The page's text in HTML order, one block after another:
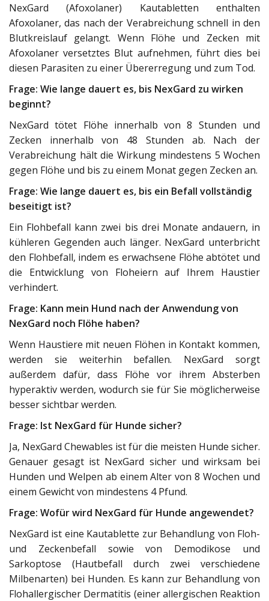
NexGard (Afoxolaner) Kautabletten enthalten
Afoxolaner, das nach der Verabreichung schnell in den
Blutkreislauf gelangt. Wenn Flöhe und Zecken mit
Afoxolaner versetztes Blut aufnehmen, führt dies bei
diesen Parasiten zu einer Übererregung und zum Tod.
Frage: Wie lange dauert es, bis NexGard zu wirken
beginnt?
NexGard tötet Flöhe innerhalb von 8 Stunden und
Zecken innerhalb von 48 Stunden ab. Nach der
Verabreichung hält die Wirkung mindestens 5 Wochen
gegen Flöhe und bis zu einem Monat gegen Zecken an.
Frage: Wie lange dauert es, bis ein Befall vollständig
beseitigt ist?
Ein Flohbefall kann zwei bis drei Monate andauern, in
kühleren Gegenden auch länger. NexGard unterbricht
den Flohbefall, indem es erwachsene Flöhe abtötet und
die Entwicklung von Floheiern auf Ihrem Haustier
verhindert.
Frage: Kann mein Hund nach der Anwendung von
NexGard noch Flöhe haben?
Wenn Haustiere mit neuen Flöhen in Kontakt kommen,
werden sie weiterhin befallen. NexGard sorgt
außerdem dafür, dass Flöhe vor ihrem Absterben
hyperaktiv werden, wodurch sie für Sie möglicherweise
besser sichtbar werden.
Frage: Ist NexGard für Hunde sicher?
Ja, NexGard Chewables ist für die meisten Hunde sicher.
Genauer gesagt ist NexGard sicher und wirksam bei
Hunden und Welpen ab einem Alter von 8 Wochen und
einem Gewicht von mindestens 4 Pfund.
Frage: Wofür wird NexGard für Hunde angewendet?
NexGard ist eine Kautablette zur Behandlung von Floh-
und Zeckenbefall sowie von Demodikose und
Sarkoptose (Hautbefall durch zwei verschiedene
Milbenarten) bei Hunden. Es kann zur Behandlung von
Flohallergischer Dermatitis (einer allergischen Reaktion